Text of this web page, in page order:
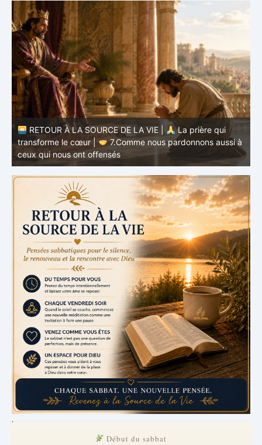
RETOUR À LA SOURCE DE LA VIE |
La prière qui
transforme le cœur |
7.Comme nous pardonnons aussi à
ceux qui nous ont offensés
.
Début du sabbat